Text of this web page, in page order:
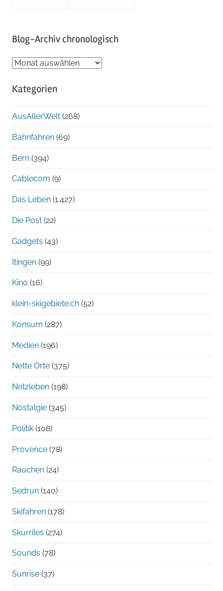
Blog-Archiv chronologisch
Blog-
chronologisch
Kategorien
AusAllerWelt (268)
Bahnfahren (69)
Bern (394)
Cablecom (9)
Das Leben (1.427)
Die Post (22)
Gadgets (43)
Itingen (99)
Kino (16)
klein-skigebiete.ch (52)
Konsum (287)
Medien (196)
Nette Orte (375)
Netzleben (198)
Nostalgie (345)
Politik (108)
Provence (78)
Rauchen (24)
Sedrun (140)
Skifahren (178)
Skurriles (274)
Sounds (78)
Sunrise (37)